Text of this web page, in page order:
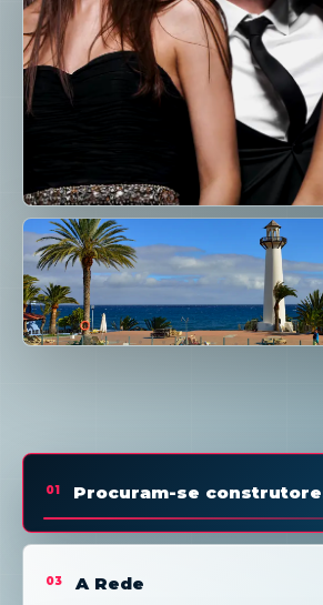
Pessoas, lugares e
rede
01 Procuram-se
03 A Rede